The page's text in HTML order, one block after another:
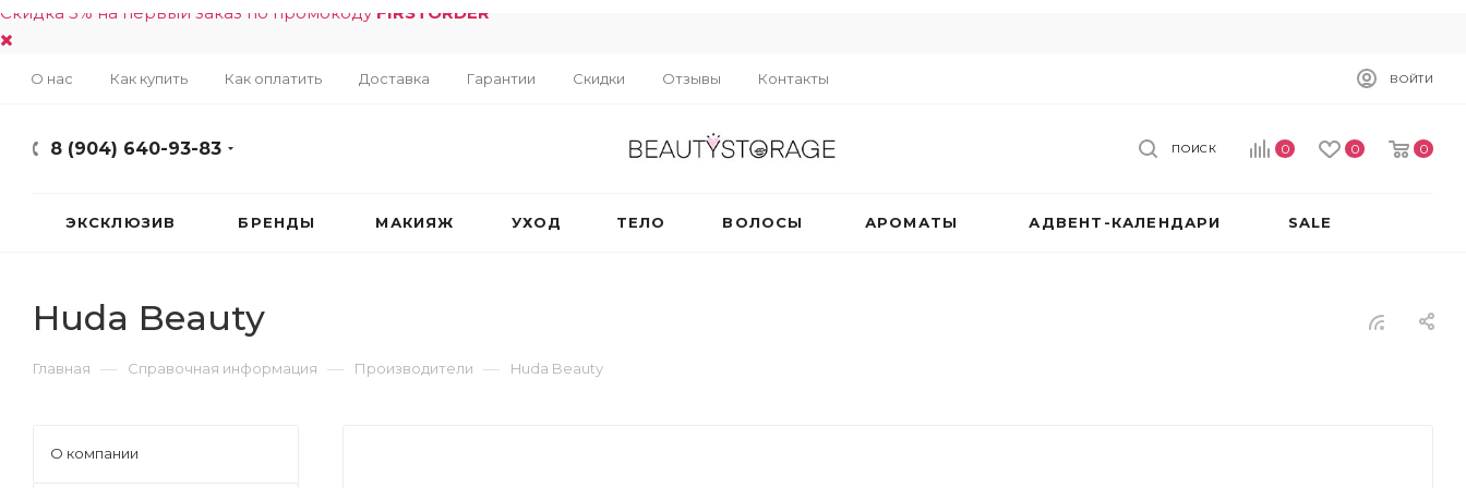
Скидка 5% на первый заказ по промокоду FIRSTORDER
О нас Как купить Как оплатить Доставка Гарантии Скидки Отзывы Контакты ВОЙТИ
8 (904) 640-93-83 0 0 0
ПОИСК
ЭКСКЛЮЗИВ БРЕНДЫ МАКИЯЖ УХОД ТЕЛО ВОЛОСЫ АРОМАТЫ АДВЕНТ-КАЛЕНДАРИ SALE
Huda Beauty
Главная — Справочная информация — Производители — Huda Beauty
О компании